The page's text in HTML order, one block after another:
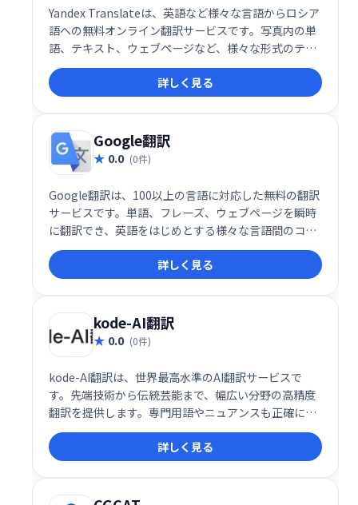
Yandex Translateは、英語など様々な言語からロシア
語への無料オンライン翻訳サービスです。写真内の単
語、テキスト、ウェブページなど、様々な形式のテキ
ストを翻訳できます。手軽で便利な翻訳ツールとし
て、幅広い用途でご利用いただけます。
詳しく見る
Google翻訳
0.0 (0件)
Google翻訳は、100以上の言語に対応した無料の翻訳
サービスです。単語、フレーズ、ウェブページを瞬時
に翻訳でき、英語をはじめとする様々な言語間のコミ
ュニケーションを円滑にします。手軽で便利な翻訳ツ
ールとして、個人からビジネスまで幅広く活用できま
す。
詳しく見る
kode-AI翻訳
0.0 (0件)
kode-AI翻訳は、世界最高水準のAI翻訳サービスで
す。先端技術から伝統芸能まで、幅広い分野の高精度
翻訳を提供します。専門用語やニュアンスも正確に捉
え、スムーズなコミュニケーションをサポートしま
す。多様なニーズに対応し、高品質な翻訳を迅速にお
届けします。
詳しく見る